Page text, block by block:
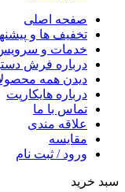
صفحه اصلی
تخفیف ها و
خدمات و
درباره فرش
دیدن همه
درباره هایکارپت
تماس با ما
علاقه مندی
مقايسه
ورود / ثبت نام
سبد خرید